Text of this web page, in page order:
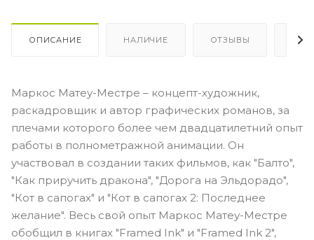
ОПИСАНИЕ НАЛИЧИЕ ОТЗЫВЫ
Маркос Матеу-Местре – концепт-художник,
раскадровщик и автор графических романов, за
плечами которого более чем двадцатилетний опыт
работы в полнометражной анимации. Он
участвовал в создании таких фильмов, как "Балто",
"Как приручить дракона", "Дорога на Эльдорадо",
"Кот в сапогах" и "Кот в сапогах 2: Последнее
желание". Весь свой опыт Маркос Матеу-Местре
обобщил в книгах "Framed Ink" и "Framed Ink 2",